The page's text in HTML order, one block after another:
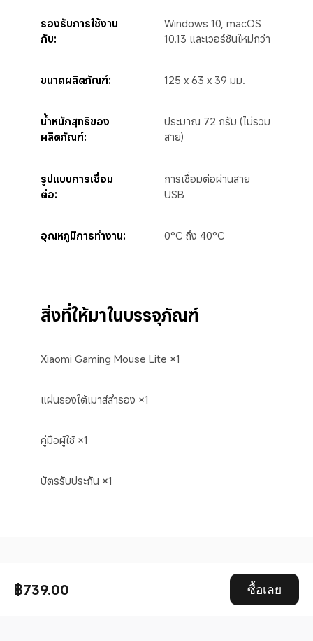
฿739.00 ซื้อเลย
รองรับการใช้งาน
กับ:
Windows 10, macOS
10.13 และเวอร์ชันใหม่กว่า
ขนาดผลิตภัณฑ์: 125 x 63 x 39 มม.
น้ำหนักสุทธิของ
ผลิตภัณฑ์:
ประมาณ 72 กรัม (ไม่รวม
สาย)
รูปแบบการเชื่อม
ต่อ:
การเชื่อมต่อผ่านสาย
USB
อุณหภูมิการทำงาน: 0°C ถึง 40°C
สิ่งที่ให้มาในบรรจุภัณฑ์
Xiaomi Gaming Mouse Lite ×1
แผ่นรองใต้เมาส์สำรอง ×1
คู่มือผู้ใช้ ×1
บัตรรับประกัน ×1